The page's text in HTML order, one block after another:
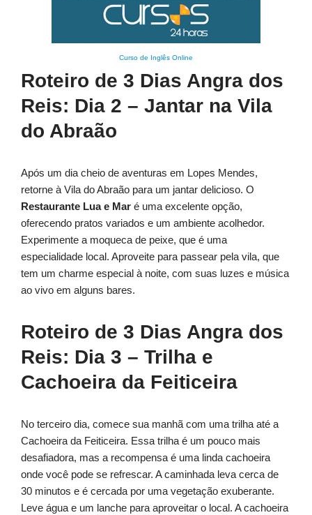
Curso de Inglês Online
Roteiro de 3 Dias Angra dos
Reis: Dia 2 – Jantar na Vila
do Abraão
Após um dia cheio de aventuras em Lopes Mendes,
retorne à Vila do Abraão para um jantar delicioso. O
Restaurante Lua e Mar é uma excelente opção,
oferecendo pratos variados e um ambiente acolhedor.
Experimente a moqueca de peixe, que é uma
especialidade local. Aproveite para passear pela vila, que
tem um charme especial à noite, com suas luzes e música
ao vivo em alguns bares.
Roteiro de 3 Dias Angra dos
Reis: Dia 3 – Trilha e
Cachoeira da Feiticeira
No terceiro dia, comece sua manhã com uma trilha até a
Cachoeira da Feiticeira. Essa trilha é um pouco mais
desafiadora, mas a recompensa é uma linda cachoeira
onde você pode se refrescar. A caminhada leva cerca de
30 minutos e é cercada por uma vegetação exuberante.
Leve água e um lanche para aproveitar o local. A cachoeira